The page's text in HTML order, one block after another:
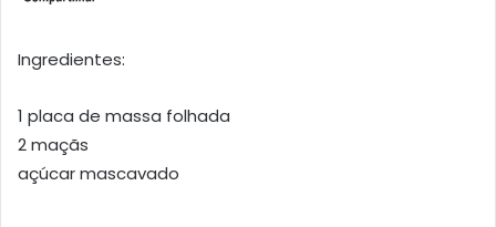
Ingredientes:
1 placa de massa folhada
2 maçãs
açúcar mascavado